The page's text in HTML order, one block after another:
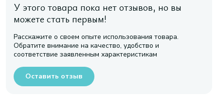
У этого товара пока нет отзывов, но вы
можете стать первым!
Расскажите о своем опыте использования товара.
Обратите внимание на качество, удобство и
соответствие заявленным характеристикам
Оставить отзыв